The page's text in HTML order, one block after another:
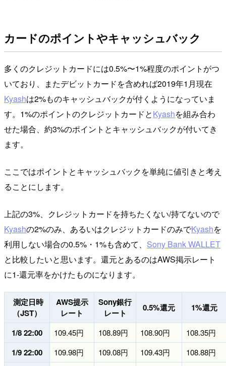
カードのポイントやキャッシュバック
多くのクレジットカードには0.5%〜1%程度のポイントがつ
いており、またデビットカードを含めれば2019年1月現在
Kyashは2%ものキャッシュバックが付くようになっていま
す。1%のポイントのクレジットカードとKyashを組み合わ
せた場合、約3%のポイントとキャッシュバックが付いてき
ます。
ここではポイントとキャッシュバックを単純に値引きと考え
ることにします。
上記の3%、クレジットカードを持ちたくない/持てないので
Kyashの2%のみ、あるいはクレジットカードのみでKyashを
利用しない場合の0.5%・1%も含めて、 Sony Bank WALLET
と比較したいと思います。還元とあるのはAWS掲示レート
に1-還元率をかけたものになります。
測定日時
（JST）
AWS提示
レート
Sony銀行
レート
0.5%還元 1%還元
1/8 22:00 109.45円 108.89円 108.90円 108.35円
1/9 22:00 109.98円 109.08円 109.43円 108.88円